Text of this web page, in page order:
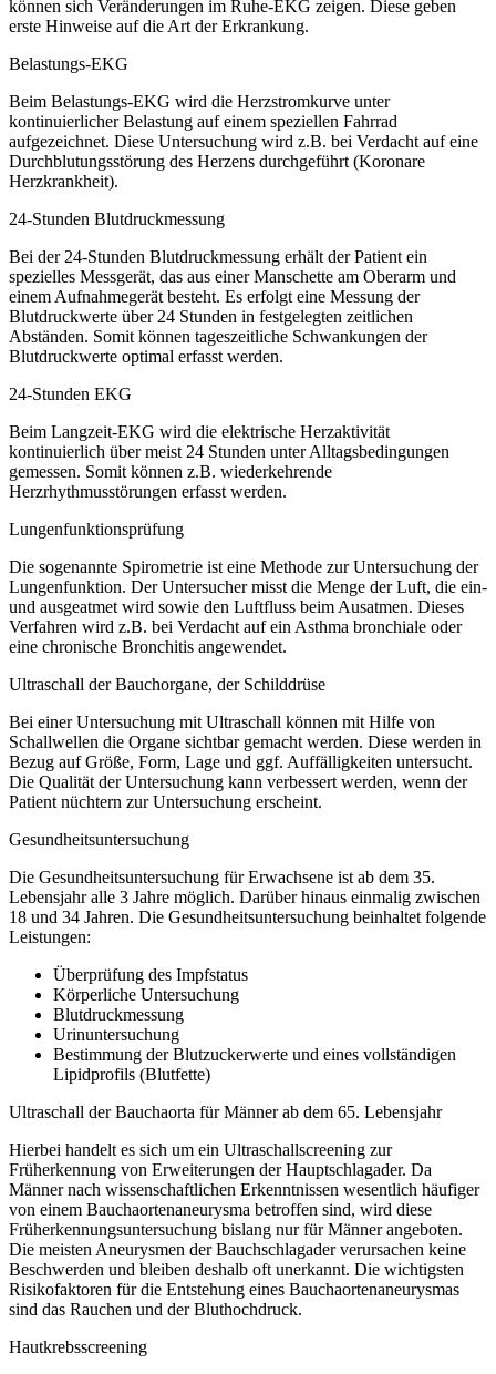
können sich Veränderungen im Ruhe-EKG zeigen. Diese geben
erste Hinweise auf die Art der Erkrankung.
Belastungs-EKG
Beim Belastungs-EKG wird die Herzstromkurve unter
kontinuierlicher Belastung auf einem speziellen Fahrrad
aufgezeichnet. Diese Untersuchung wird z.B. bei Verdacht auf eine
Durchblutungsstörung des Herzens durchgeführt (Koronare
Herzkrankheit).
24-Stunden Blutdruckmessung
Bei der 24-Stunden Blutdruckmessung erhält der Patient ein
spezielles Messgerät, das aus einer Manschette am Oberarm und
einem Aufnahmegerät besteht. Es erfolgt eine Messung der
Blutdruckwerte über 24 Stunden in festgelegten zeitlichen
Abständen. Somit können tageszeitliche Schwankungen der
Blutdruckwerte optimal erfasst werden.
24-Stunden EKG
Beim Langzeit-EKG wird die elektrische Herzaktivität
kontinuierlich über meist 24 Stunden unter Alltagsbedingungen
gemessen. Somit können z.B. wiederkehrende
Herzrhythmusstörungen erfasst werden.
Lungenfunktionsprüfung
Die sogenannte Spirometrie ist eine Methode zur Untersuchung der
Lungenfunktion. Der Untersucher misst die Menge der Luft, die ein-
und ausgeatmet wird sowie den Luftfluss beim Ausatmen. Dieses
Verfahren wird z.B. bei Verdacht auf ein Asthma bronchiale oder
eine chronische Bronchitis angewendet.
Ultraschall der Bauchorgane, der Schilddrüse
Bei einer Untersuchung mit Ultraschall können mit Hilfe von
Schallwellen die Organe sichtbar gemacht werden. Diese werden in
Bezug auf Größe, Form, Lage und ggf. Auffälligkeiten untersucht.
Die Qualität der Untersuchung kann verbessert werden, wenn der
Patient nüchtern zur Untersuchung erscheint.
Gesundheitsuntersuchung
Die Gesundheitsuntersuchung für Erwachsene ist ab dem 35.
Lebensjahr alle 3 Jahre möglich. Darüber hinaus einmalig zwischen
18 und 34 Jahren. Die Gesundheitsuntersuchung beinhaltet folgende
Leistungen:
Überprüfung des Impfstatus
Körperliche Untersuchung
Blutdruckmessung
Urinuntersuchung
Bestimmung der Blutzuckerwerte und eines vollständigen
Lipidprofils (Blutfette)
Ultraschall der Bauchaorta für Männer ab dem 65. Lebensjahr
Hierbei handelt es sich um ein Ultraschallscreening zur
Früherkennung von Erweiterungen der Hauptschlagader. Da
Männer nach wissenschaftlichen Erkenntnissen wesentlich häufiger
von einem Bauchaortenaneurysma betroffen sind, wird diese
Früherkennungsuntersuchung bislang nur für Männer angeboten.
Die meisten Aneurysmen der Bauchschlagader verursachen keine
Beschwerden und bleiben deshalb oft unerkannt. Die wichtigsten
Risikofaktoren für die Entstehung eines Bauchaortenaneurysmas
sind das Rauchen und der Bluthochdruck.
Hautkrebsscreening